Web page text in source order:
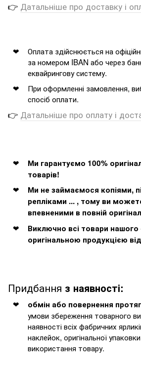
👉 Датальніше про доставку і
Оплата здійснюється на
за номером IBAN або через
еквайрингову систему.
При оформленні замовлення,
спосіб оплати.
👉 Датальніше про оплату і
Ми гарантуємо 100%
товарів!
Ми не займаємося копіями,
репліками ... , тому ви
впевненими в повній
Виключно всі товари нашого
оригінальною продукцією
Придбання з наявності:
обмін або повернення
умови збереження товарного
наявності всіх фабричних
наклейок, оригінальної
використання товару.